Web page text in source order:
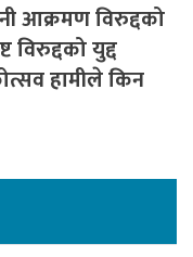
आक्रमण विरुद्दको
विरुद्दको युद्द
हामीले किन